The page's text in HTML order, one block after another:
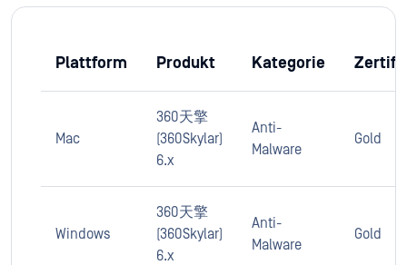
Plattform Produkt Kategorie
Mac
360天擎
(360Skylar)
6.x
Anti-
Malware
Gold
Windows
360天擎
(360Skylar)
6.x
Anti-
Malware
Gold